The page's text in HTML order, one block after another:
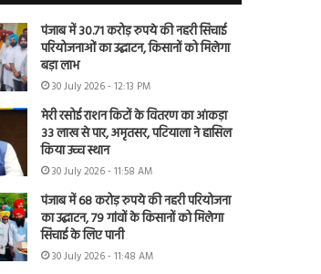
पंजाब में 30.71 करोड़ रुपये की नहरी सिंचाई
परियोजनाओं का उद्घाटन, किसानों को मिलेगा
बड़ा लाभ
30 July 2026 - 12:13 PM
मेरी रसोई राशन किटों के वितरण का आंकड़ा
33 लाख से पार, अमृतसर, पटियाला ने हासिल
किया उच्च स्थान
30 July 2026 - 11:58 AM
पंजाब में 68 करोड़ रुपये की नहरी परियोजना
का उद्घाटन, 79 गांवों के किसानों को मिलेगा
सिंचाई के लिए पानी
30 July 2026 - 11:48 AM